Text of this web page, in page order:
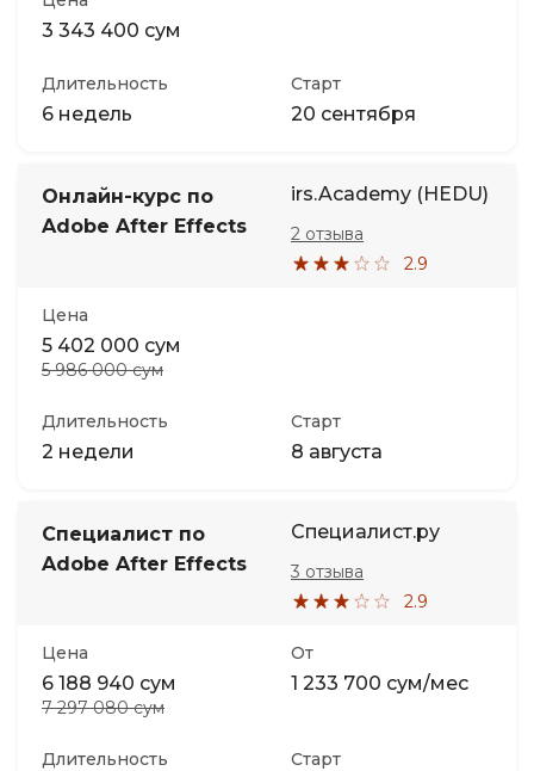
3 343 400 сум
Длительность
6 недель
Старт
20 сентября
Онлайн-курс по
Adobe After Effects
irs.Academy (HEDU)
2.9
2 отзыва
Цена
5 402 000 сум
5 986 000 сум
Длительность
2 недели
Старт
8 августа
Специалист по
Adobe After Effects
Специалист.ру
2.9
3 отзыва
Цена
6 188 940 сум
7 297 080 сум
От
1 233 700 сум/мес
Длительность Старт